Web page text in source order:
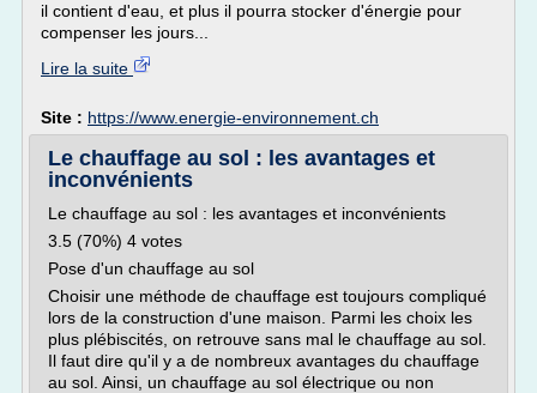
il contient d'eau, et plus il pourra stocker d'énergie pour
compenser les jours...
Lire la suite
Site : https://www.energie-environnement.ch
Le chauffage au sol : les avantages et
inconvénients
Le chauffage au sol : les avantages et inconvénients
3.5 (70%) 4 votes
Pose d'un chauffage au sol
Choisir une méthode de chauffage est toujours compliqué
lors de la construction d'une maison. Parmi les choix les
plus plébiscités, on retrouve sans mal le chauffage au sol.
Il faut dire qu'il y a de nombreux avantages du chauffage
au sol. Ainsi, un chauffage au sol électrique ou non